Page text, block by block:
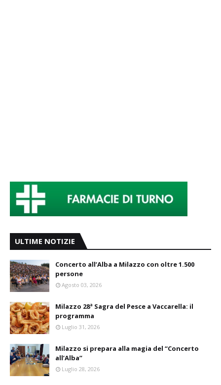
ULTIME NOTIZIE
Concerto all’Alba a Milazzo con oltre 1.500
persone
Agosto 03, 2026
Milazzo 28ª Sagra del Pesce a Vaccarella: il
programma
Luglio 31, 2026
Milazzo si prepara alla magia del “Concerto
all’Alba”
Luglio 28, 2026